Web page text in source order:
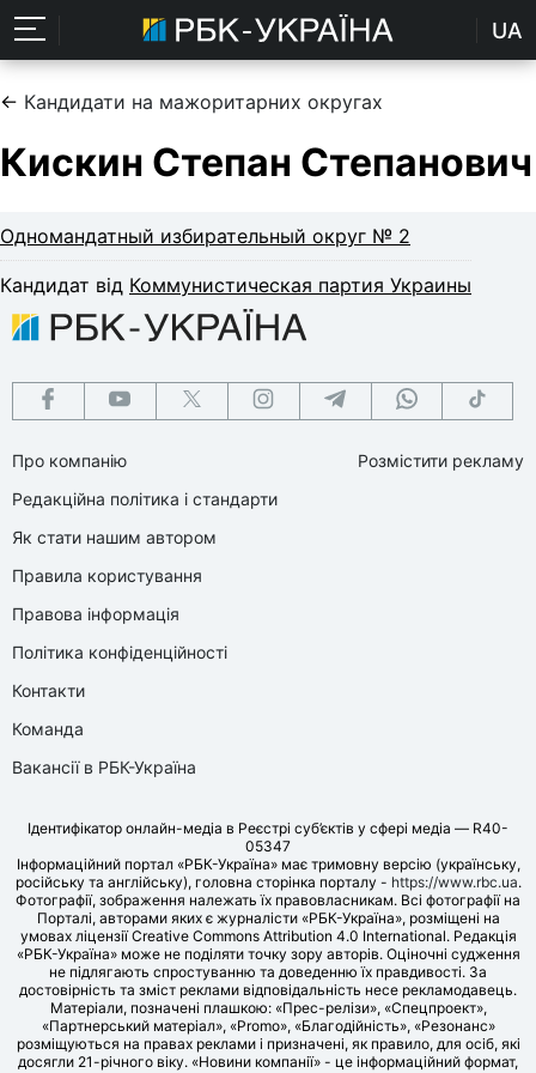
UA
← Кандидати на мажоритарних округах
Кискин Степан Степанович
Одномандатный избирательный округ № 2
Кандидат від Коммунистическая партия Украины
Про компанію
Редакційна політика і стандарти
Як стати нашим автором
Правила користування
Правова інформація
Політика конфіденційності
Контакти
Команда
Вакансії в РБК-Україна
Розмістити рекламу
Ідентифікатор онлайн-медіа в Реєстрі суб’єктів у сфері медіа — R40-
05347
Інформаційний портал «РБК-Україна» має тримовну версію (українську,
російську та англійську), головна сторінка порталу - https://www.rbc.ua.
Фотографії, зображення належать їх правовласникам. Всі фотографії на
Порталі, авторами яких є журналісти «РБК-Україна», розміщені на
умовах ліцензії Creative Commons Attribution 4.0 International. Редакція
«РБК-Україна» може не поділяти точку зору авторів. Оціночні судження
не підлягають спростуванню та доведенню їх правдивості. За
достовірність та зміст реклами відповідальність несе рекламодавець.
Матеріали, позначені плашкою: «Прес-релізи», «Спецпроект»,
«Партнерський матеріал», «Promo», «Благодійність», «Резонанс»
розміщуються на правах реклами і призначені, як правило, для осіб, які
досягли 21-річного віку. «Новини компанії» - це інформаційний формат,